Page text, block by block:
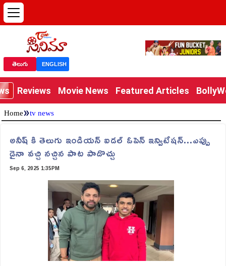
తెలుగు ENGLISH
Reviews Movie News Featured Articles
Home»tv news
అనీష్ కి తెలుగు ఇండియన్ ఐడల్ ఓపెన్ ఇన్విటేషన్...ఎప్పు
డైనా వచ్చి నచ్చిన పాట పాడొచ్చు
Sep 6, 2025 1:35PM